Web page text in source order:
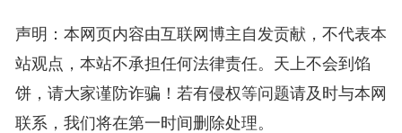
研究人员对医疗器械行业和美国政府反应如此缓慢而
表示失望。
法律专家表示，这起诉讼为解决以前从未探索过的有
声明：本网页内容由互联网博主自发贡献，不代表本
站观点，本站不承担任何法律责任。天上不会到馅
饼，请大家谨防诈骗！若有侵权等问题请及时与本网
联系，我们将在第一时间删除处理。